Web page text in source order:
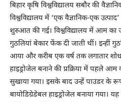
बिहार कृषि विश्वविद्यालय सबौर की
विश्वविद्यालय में ‘एक वैज्ञानिक-एक
शुरुआत की गई। विश्वविद्यालय में आम का
गुठलियां बेकार फेंक दी जाती थीं। इन्हीं
आया और करीब एक वर्ष तक लगातार
हाइड्रोजेल बनाने की प्रक्रिया में पहले
सुखाया गया। इसके बाद उन्हें पाउडर के
बायोडिग्रेडेबल हाइड्रोजेल बनाया